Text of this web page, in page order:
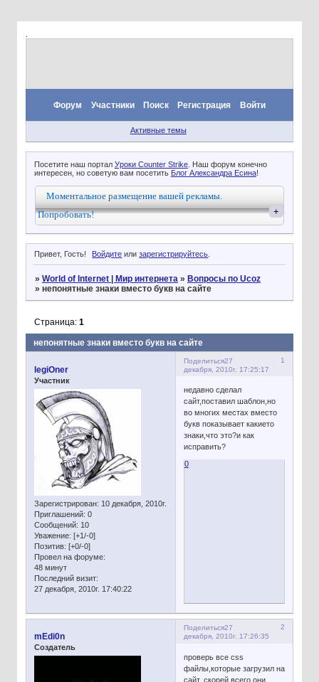
Форум Участники Поиск Регистрация Войти
Активные темы
Посетите наш портал Уроки Counter Strike. Наш форум конечно
интересен, но советую вам посетить Блог Александра Есина!
Моментальное размещение вашей рекламы.
Попробовать!
+
Привет, Гость! Войдите илизарегистрируйтесь.
» World of Internet | Мир интернета » Вопросы по Ucoz
» непонятные знаки вместо букв на сайте
непонятные знаки вместо букв на сайте
Страница: 1
Поделиться 1
27
декабря, 2010г. 17:25:17
legiOner
Участник
Зарегистрирован: 10 декабря, 2010г.
Приглашений: 0
Сообщений: 10
Уважение: [+1/-0]
Позитив: [+0/-0]
Провел на форуме:
48 минут
Последний визит:
27 декабря, 2010г. 17:40:22
недавно сделал
сайт,поставил шаблон,но
во многих местах вместо
букв показывает какието
знаки,что это?и как
исправить?
0
Поделиться 2
27
декабря, 2010г. 17:26:35
mEdi0n
Создатель
проверь все css
файлы,которые загрузил на
сайт, скорей всего они